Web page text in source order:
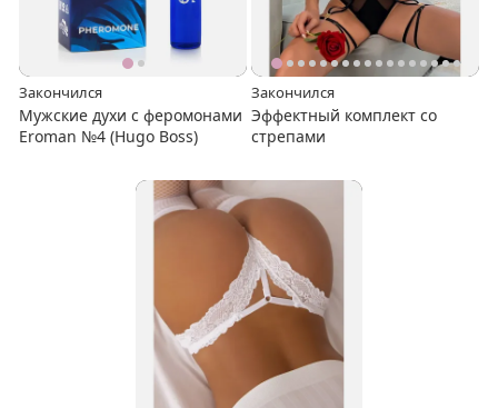
Закончился
Мужские духи с феромонами
Eroman №4 (Hugo Boss)
Закончился
Эффектный комплект со
стрепами